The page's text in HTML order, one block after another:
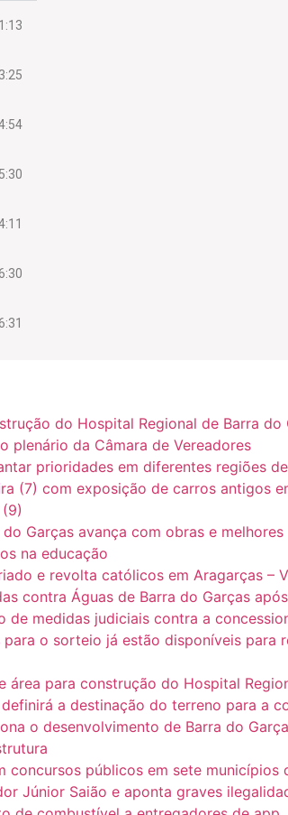
1:13
3:25
5:30
do Hospital Regional de Barra
plenário da Câmara de Vereadores
prioridades em diferentes regiões
(7) com exposição de carros antigos
Garças avança com obras e
na educação
e revolta católicos em Aragarças –
contra Águas de Barra do Garças
medidas judiciais contra a
o sorteio já estão disponíveis
para construção do Hospital
a destinação do terreno para a
o desenvolvimento de Barra do
concursos públicos em sete municípios
Júnior Saião e aponta graves